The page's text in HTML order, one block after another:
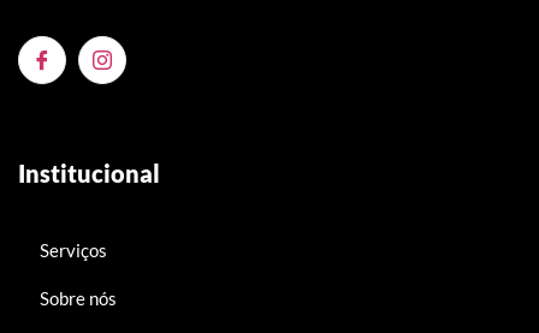
Institucional
Serviços
Sobre nós